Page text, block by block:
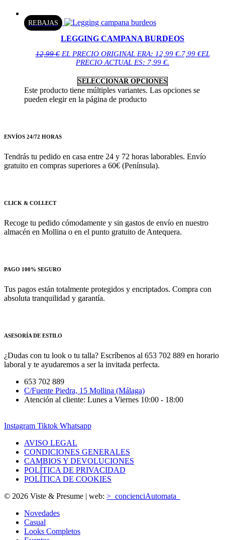
REBAJAS
LEGGING CAMPANA BURDEOS
12,99€ EL PRECIO ORIGINAL ERA: 12,99 €.7,99 €EL
PRECIO ACTUAL ES: 7,99 €.
SELECCIONAR OPCIONES
Este producto tiene múltiples variantes. Las opciones se
pueden elegir en la página de producto
ENVÍOS 24/72 HORAS
Tendrás tu pedido en casa entre 24 y 72 horas laborables. Envío
gratuito en compras superiores a 60€ (Península).
CLICK & COLLECT
Recoge tu pedido cómodamente y sin gastos de envío en nuestro
almacén en Mollina o en el punto gratuito de Antequera.
PAGO 100% SEGURO
Tus pagos están totalmente protegidos y encriptados. Compra con
absoluta tranquilidad y garantía.
ASESORÍA DE ESTILO
¿Dudas con tu look o tu talla? Escríbenos al 653 702 889 en horario
laboral y te ayudaremos a ser la invitada perfecta.
653 702 889
C/Fuente Piedra, 15 Mollina (Málaga)
Atención al cliente: Lunes a Viernes 10:00 - 18:00
Instagram Tiktok Whatsapp
AVISO LEGAL
CONDICIONES GENERALES
CAMBIOS Y DEVOLUCIONES
POLÍTICA DE PRIVACIDAD
POLÍTICA DE COOKIES
© 2026 Viste & Presume | web: >_concienciAutomata_
Novedades
Casual
Looks Completos